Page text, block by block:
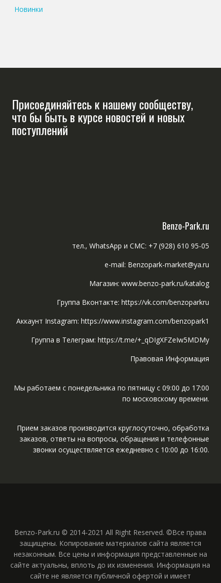
Новинки
Присоединяйтесь к нашему сообществу,
что бы быть в курсе новостей и новых
поступлений
Benzo-Park.ru
тел., WhatsApp и СМС: +7 (928) 610 95-05
e-mail: Benzopark-market@ya.ru
Магазин: www.benzo-park.ru/katalog
Группа Вконтакте: https://vk.com/benzoparkru
Аккаунт Instagram: https://www.instagram.com/benzopark1
Группа в Телеграм: https://t.me/+_qDIgXFZeIw5MDMy
Правовая Информация
Мы работаем с понедельника по пятницу с 09:00 до 17:00
по московскому времени.
Прием заказов производится круглосуточно, обработка
заказов, ответы на вопросы, обращения и телефонные
звонки осуществляется ежедневно с 10:00 до 16:00.
Benzo-Park.ru © 2014-2021 All Right Reserved. ©Все права
защищены. Копирование материалов сайта является
незаконным. Все цены и информация представленные на
сайте актуальны, вплоть до их изменения. Информация на
сайте не является публичной офертой и имеет